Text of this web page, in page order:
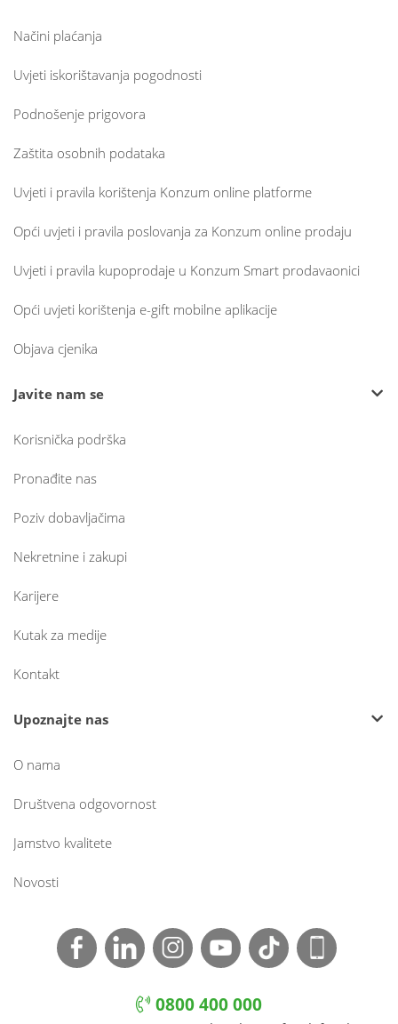
Načini plaćanja
Uvjeti iskorištavanja pogodnosti
Podnošenje prigovora
Zaštita osobnih podataka
Uvjeti i pravila korištenja Konzum online platforme
Opći uvjeti i pravila poslovanja za Konzum online prodaju
Uvjeti i pravila kupoprodaje u Konzum Smart prodavaonici
Opći uvjeti korištenja e-gift mobilne aplikacije
Objava cjenika
Javite nam se
Korisnička podrška
Pronađite nas
Poziv dobavljačima
Nekretnine i zakupi
Karijere
Kutak za medije
Kontakt
Upoznajte nas
O nama
Društvena odgovornost
Jamstvo kvalitete
Novosti
0800 400 000